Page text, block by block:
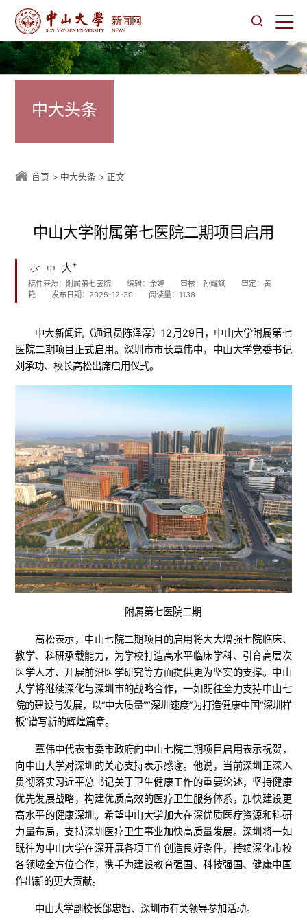
中大头条
首页 > 中大头条 > 正文
中山大学附属第七医院二期项目启用
小- 中 大+
稿件来源：附属第七医院
编辑：余婷 审核：孙耀斌
审定：黄
艳
发布日期：2025-12-30 阅读量：1138
中大新闻讯（通讯员陈泽淳）12月29日，中山大学附属第七
医院二期项目正式启用。深圳市市长覃伟中，中山大学党委书记
刘承功、校长高松出席启用仪式。
附属第七医院二期
高松表示，中山七院二期项目的启用将大大增强七院临床、
教学、科研承载能力，为学校打造高水平临床学科、引育高层次
医学人才、开展前沿医学研究等方面提供更为坚实的支撑。中山
大学将继续深化与深圳市的战略合作，一如既往全力支持中山七
院的建设与发展，以“中大质量”“深圳速度”为打造健康中国“深圳样
板”谱写新的辉煌篇章。
覃伟中代表市委市政府向中山七院二期项目启用表示祝贺，
向中山大学对深圳的关心支持表示感谢。他说，当前深圳正深入
贯彻落实习近平总书记关于卫生健康工作的重要论述，坚持健康
优先发展战略，构建优质高效的医疗卫生服务体系，加快建设更
高水平的健康深圳。希望中山大学加大在深优质医疗资源和科研
力量布局，支持深圳医疗卫生事业加快高质量发展。深圳将一如
既往为中山大学在深开展各项工作创造良好条件，持续深化市校
各领域全方位合作，携手为建设教育强国、科技强国、健康中国
作出新的更大贡献。
中山大学副校长邰忠智、深圳市有关领导参加活动。